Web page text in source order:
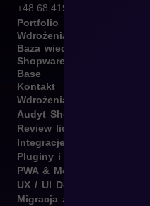
+48 68 419 94 50
Portfolio
Wdrożenia
Baza wiedzy
Shopware
Base
Kontakt
Wdrożenia B2B i B2C
Audyt Shopware
Review licencji Shopware
Integracje Shopware
Pluginy i template
PWA & Mobile
UX / UI Design
Migracja z różnych platform